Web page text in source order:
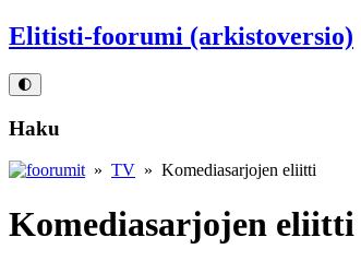
Elitisti-foorumi (arkistoversio)
🌓
Haku
» TV » Komediasarjojen eliitti
Komediasarjojen eliitti